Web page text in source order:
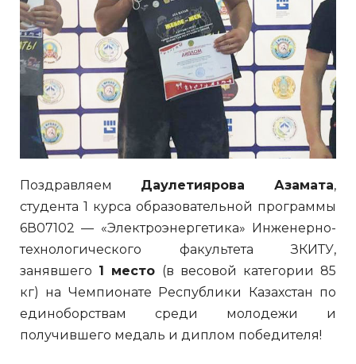
Поздравляем Даулетиярова Азамата,
студента 1 курса образовательной программы
6В07102 — «Электроэнергетика» Инженерно-
технологического факультета ЗКИТУ,
занявшего 1 место (в весовой категории 85
кг) на Чемпионате Республики Казахстан по
единоборствам среди молодежи и
получившего медаль и диплом победителя!